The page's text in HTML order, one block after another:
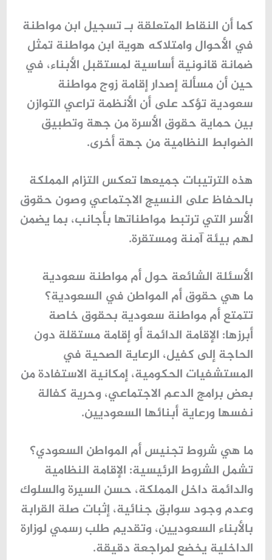
كما أن النقاط المتعلقة بـ تسجيل ابن مواطنة
في الأحوال وامتلاكه هوية ابن مواطنة تمثل
ضمانة قانونية أساسية لمستقبل الأبناء، في
حين أن مسألة إصدار إقامة زوج مواطنة
سعودية تؤكد على أن الأنظمة تراعي التوازن
بين حماية حقوق الأسرة من جهة وتطبيق
الضوابط النظامية من جهة أخرى.
هذه الترتيبات جميعها تعكس التزام المملكة
بالحفاظ على النسيج الاجتماعي وصون حقوق
الأسر التي ترتبط مواطناتها بأجانب، بما يضمن
لهم بيئة آمنة ومستقرة.
الأسئلة الشائعة حول أم مواطنة سعودية
ما هي حقوق أم المواطن في السعودية؟
تتمتعأم مواطنة سعودية بحقوق خاصة
أبرزها: الإقامة الدائمة أو إقامة مستقلة دون
الحاجة إلى كفيل، الرعاية الصحية في
المستشفيات الحكومية، إمكانية الاستفادة من
بعض برامج الدعم الاجتماعي، وحرية كفالة
نفسها ورعاية أبنائها السعوديين.
ما هي شروط تجنيس أم المواطن السعودي؟
تشمل الشروط الرئيسية: الإقامة النظامية
والدائمة داخل المملكة، حسن السيرة والسلوك
وعدم وجود سوابق جنائية، إثبات صلة القرابة
بالأبناء السعوديين، وتقديم طلب رسمي لوزارة
الداخلية يخضع لمراجعة دقيقة.